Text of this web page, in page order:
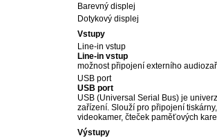
Barevný displej
Dotykový displej
Vstupy
Line-in vstup
Line-in vstup
možnost připojení externího
USB port
USB port
USB (Universal Serial Bus) je
zařízení. Slouží pro připojení
videokamer, čteček paměťových
Výstupy